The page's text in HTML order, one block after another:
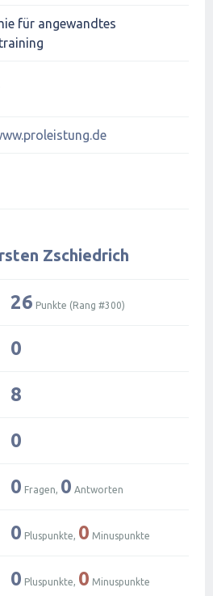
für angewandtes
Zschiedrich
26 Punkte (Rang #300)
0
8
0
0 Fragen, 0 Antworten
0 Pluspunkte, 0 Minuspunkte
0 Pluspunkte, 0 Minuspunkte